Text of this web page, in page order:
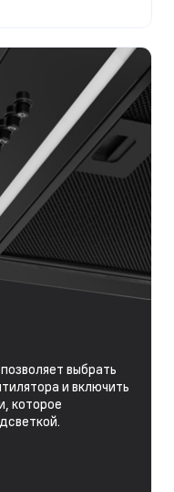
выбрать
и включить
которое